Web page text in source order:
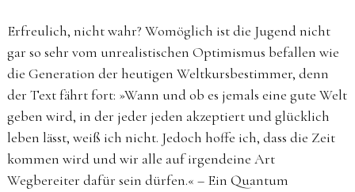
Erfreulich, nicht wahr? ­Womöglich ist die Jugend nicht
gar so sehr vom un­realistischen Optimismus befallen wie
die Generation der heutigen Weltkursbestimmer, denn
der Text fährt fort: »Wann und ob es jemals eine gute Welt
geben wird, in der jeder ­jeden akzeptiert und glücklich
leben lässt, weiß ich nicht. Jedoch hoffe ich, dass die Zeit
kommen wird und wir alle auf irgendeine Art
Wegbereiter dafür sein dürfen.« – Ein Quantum